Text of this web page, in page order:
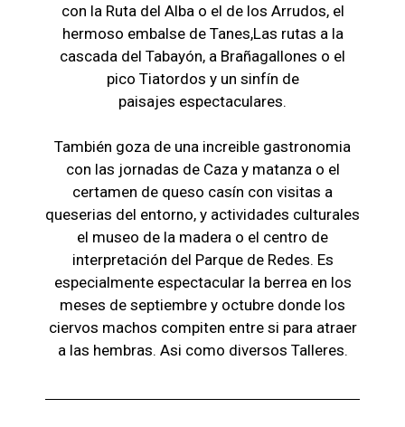
con la Ruta del Alba o el de los Arrudos, el
hermoso embalse de Tanes,Las rutas a la
cascada del Tabayón, a Brañagallones o el
pico Tiatordos y un sinfín de
paisajes espectaculares.
También goza de una increible gastronomia
con las jornadas de Caza y matanza o el
certamen de queso casín con visitas a
queserias del entorno, y actividades culturales
el museo de la madera o el centro de
interpretación del Parque de Redes. Es
especialmente espectacular la berrea en los
meses de septiembre y octubre donde los
ciervos machos compiten entre si para atraer
a las hembras. Asi como diversos Talleres.